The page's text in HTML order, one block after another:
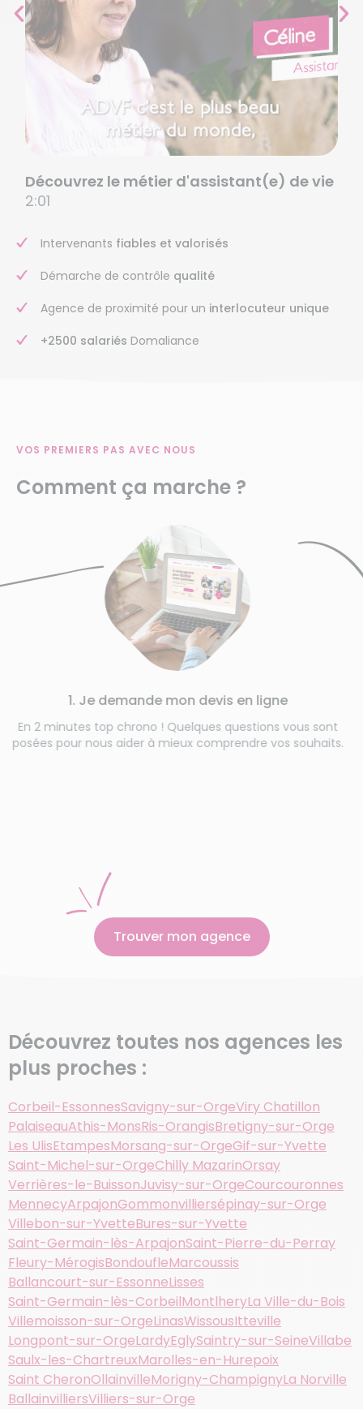
Découvrez le métier d'assistant(e) de vie
2:01
Intervenants fiables et valorisés
Démarche de contrôle qualité
Agence de proximité pour un interlocuteur unique
+2500 salariés Domaliance
VOS PREMIERS PAS AVEC NOUS
Comment ça marche ?
En 2 minutes top chrono ! Quelques questions vous sont
posées pour nous aider à mieux comprendre vos souhaits.
1. Je demande mon devis en ligne
Trouver mon agence
Découvrez toutes nos agences les
plus proches :
Corbeil-EssonnesSavigny-sur-OrgeViry Chatillon
PalaiseauAthis-MonsRis-OrangisBretigny-sur-Orge
Les UlisEtampesMorsang-sur-OrgeGif-sur-Yvette
Saint-Michel-sur-OrgeChilly MazarinOrsay
Verrières-le-BuissonJuvisy-sur-OrgeCourcouronnes
MennecyArpajonGommonvilliersépinay-sur-Orge
Villebon-sur-YvetteBures-sur-Yvette
Saint-Germain-lès-ArpajonSaint-Pierre-du-Perray
Fleury-MérogisBondoufleMarcoussis
Ballancourt-sur-EssonneLisses
Saint-Germain-lès-CorbeilMontlheryLa Ville-du-Bois
Villemoisson-sur-OrgeLinasWissousItteville
Longpont-sur-OrgeLardyEglySaintry-sur-SeineVillabe
Saulx-les-ChartreuxMarolles-en-Hurepoix
Saint CheronOllainvilleMorigny-ChampignyLa Norville
BallainvilliersVilliers-sur-Orge